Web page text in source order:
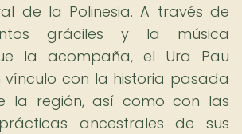
de la Polinesia. A través de
gráciles y la música
la acompaña, el Ura Pau
vínculo con la historia pasada
la región, así como con las
ancestrales de sus